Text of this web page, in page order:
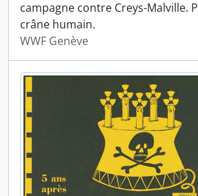
campagne contre Creys-Malville.
crâne humain.
WWF Genève